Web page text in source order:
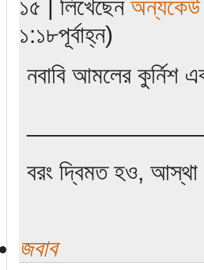
১৫ | লিখেছেন অন্যকেউ
১:১৮পূর্বাহ্ন)
নবাবি আমলের কুর্নিশ
বরং দ্বিমত হও, আস্থা
জবাব